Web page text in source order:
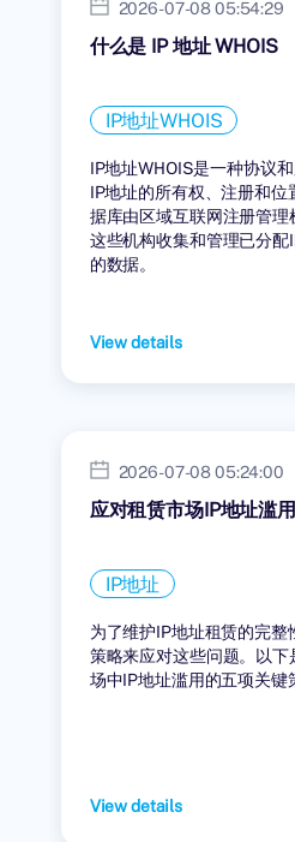
2026-07-08 05:54:29
什么是 IP 地址 WHOIS
IP地址WHOIS
IP地址WHOIS是一种协议
IP地址的所有权、注册和位
据库由区域互联网注册管理
这些机构收集和管理已分
的数据。
View details
2026-07-08 05:24:00
应对租赁市场IP地址滥
IP地址
为了维护IP地址租赁的完整
策略来应对这些问题。以
场中IP地址滥用的五项关键
View details